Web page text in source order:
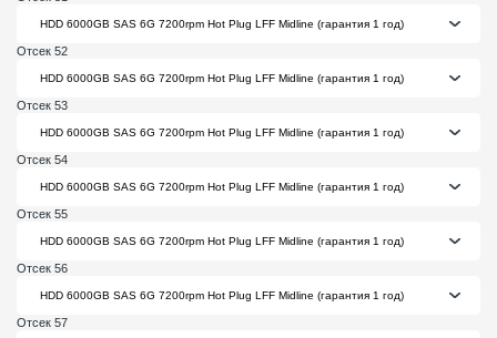
Отсек 52
Отсек 53
Отсек 54
Отсек 55
Отсек 56
Отсек 57